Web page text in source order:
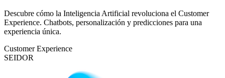
Descubre cómo la Inteligencia Artificial revoluciona el Customer
Experience. Chatbots, personalización y predicciones para una
experiencia única.
Customer Experience
SEIDOR